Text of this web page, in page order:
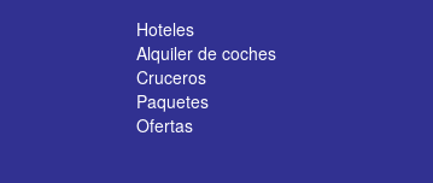
Hoteles
Alquiler de coches
Cruceros
Paquetes
Ofertas